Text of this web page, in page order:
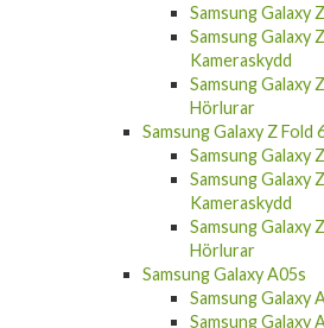
Samsung Galaxy
Samsung Galaxy
Kameraskydd
Samsung Galaxy
Hörlurar
Samsung Galaxy Z Fold
Samsung Galaxy
Samsung Galaxy
Kameraskydd
Samsung Galaxy
Hörlurar
Samsung Galaxy A05s
Samsung Galaxy
Samsung Galaxy